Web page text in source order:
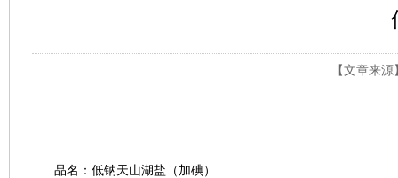
【文章来
品名：低钠天山湖盐（加碘）